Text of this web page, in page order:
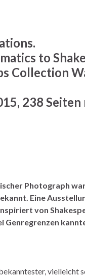
to
Collection
238
Photograph
Eine
von
Genregrenzen
vielleicht